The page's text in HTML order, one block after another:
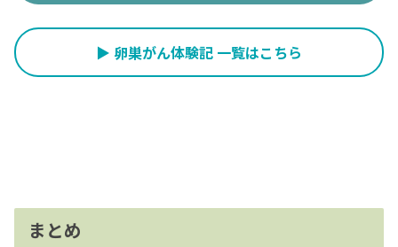
▶ 卵巣がん体験記 一覧はこちら
まとめ